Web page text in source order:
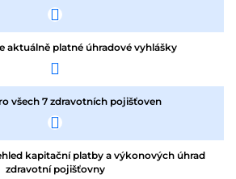
aktuálně platné úhradové vyhlášky
všech 7 zdravotních pojišťoven
kapitační platby a výkonových úhrad
zdravotní pojišťovny